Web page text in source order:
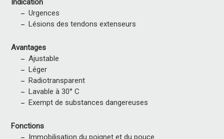
Indication
Urgences
Lésions des tendons extenseurs
Avantages
Ajustable
Léger
Radiotransparent
Lavable à 30° C
Exempt de substances dangereuses
Fonctions
Immobilisation du poignet et du pouce